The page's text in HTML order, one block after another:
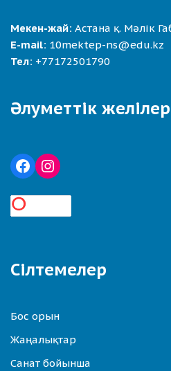
Мекен-жай: Астана қ. Мәлік
E-mail: 10mektep-ns@edu.kz
Тел: +77172501790
Әлуметтік желілер
Сілтемелер
Бос орын
Жаңалықтар
Санат бойынша